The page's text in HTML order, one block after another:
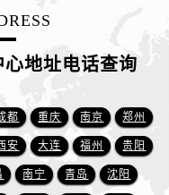
福建省宁德市蕉城区天湖东路萧邦售后服务中心（需提前预约）
福建省三明市三元区东乾二路萧邦售后服务中心（需提前预约）
福建省漳州市龙文区步港路萧邦售后服务中心（需提前预约）
江苏省常州市新北区龙锦路1590号现代传媒中心5号楼10层1008室萧邦售后服务中心（需提前预约）
江苏省淮安市清江浦区淮海北路萧邦售后服务中心（需提前预约）
地址电话查询
都 重庆 南京 郑州
安 大连 福州 贵阳
南宁 青岛 沈阳